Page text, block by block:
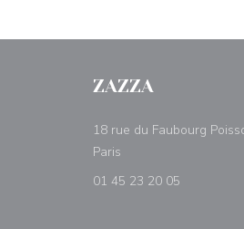
ZAZZA
18 rue du Faubourg
Paris
01 45 23 20 05